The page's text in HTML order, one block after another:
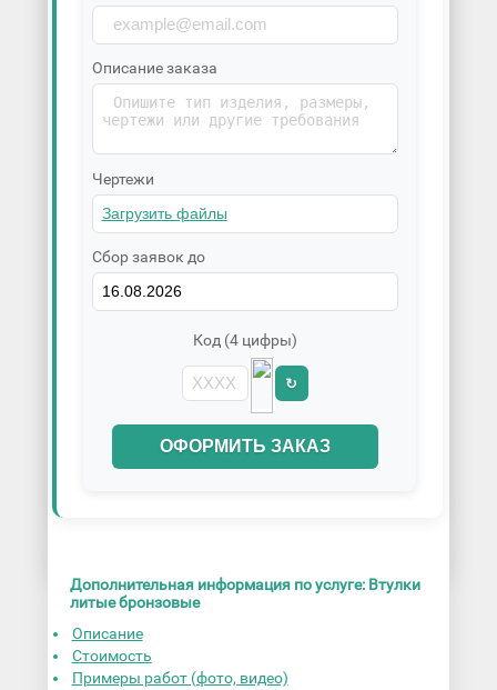
Описание заказа
Чертежи
Сбор заявок до
Код (4 цифры)
↻
ОФОРМИТЬ ЗАКАЗ
Дополнительная информация по услуге: Втулки
литые бронзовые
Описание
Стоимость
Примеры работ (фото, видео)